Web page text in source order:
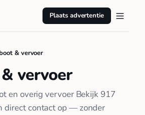
Plaats advertentie
& vervoer
vervoer
en overig vervoer Bekijk 917
direct contact op — zonder